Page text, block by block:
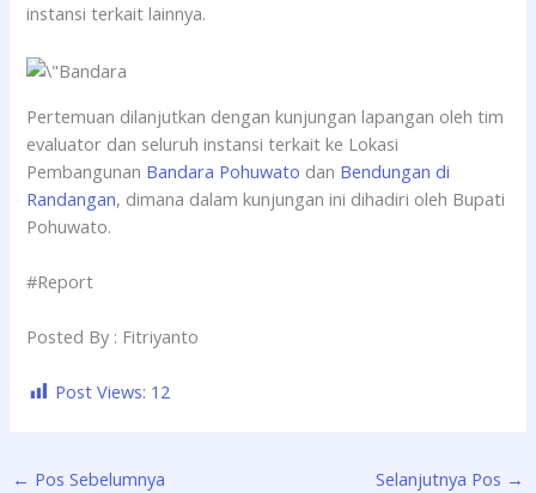
instansi terkait lainnya.
Pertemuan dilanjutkan dengan kunjungan lapangan oleh tim
evaluator dan seluruh instansi terkait ke Lokasi
Pembangunan Bandara Pohuwato dan Bendungan di
Randangan, dimana dalam kunjungan ini dihadiri oleh Bupati
Pohuwato.
#Report
Posted By : Fitriyanto
Post Views: 12
← Pos Sebelumnya Selanjutnya Pos →